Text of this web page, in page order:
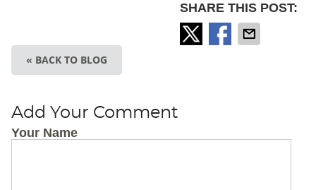
SHARE THIS POST:
« BACK TO BLOG
Add Your Comment
Your Name